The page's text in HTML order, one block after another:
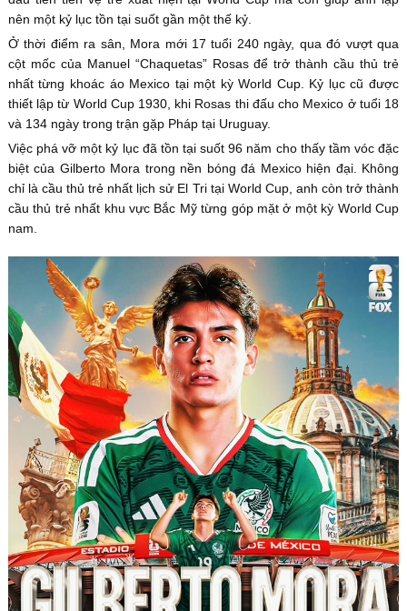
nên một kỷ lục tồn tại suốt gần một thế kỷ.
Ở thời điểm ra sân, Mora mới 17 tuổi 240 ngày, qua đó vượt qua
cột mốc của Manuel “Chaquetas” Rosas để trở thành cầu thủ trẻ
nhất từng khoác áo Mexico tại một kỳ World Cup. Kỷ lục cũ được
thiết lập từ World Cup 1930, khi Rosas thi đấu cho Mexico ở tuổi 18
và 134 ngày trong trận gặp Pháp tại Uruguay.
Việc phá vỡ một kỷ lục đã tồn tại suốt 96 năm cho thấy tầm vóc đặc
biệt của Gilberto Mora trong nền bóng đá Mexico hiện đại. Không
chỉ là cầu thủ trẻ nhất lịch sử El Tri tại World Cup, anh còn trở thành
cầu thủ trẻ nhất khu vực Bắc Mỹ từng góp mặt ở một kỳ World Cup
nam.